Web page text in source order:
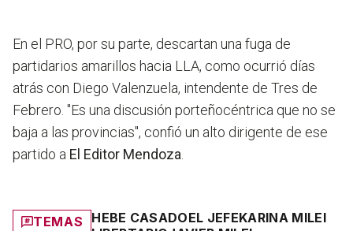
En el PRO, por su parte, descartan una fuga de
partidarios amarillos hacia LLA, como ocurrió días
atrás con Diego Valenzuela, intendente de Tres de
Febrero. "Es una discusión porteñocéntrica que no se
baja a las provincias", confió un alto dirigente de ese
partido a El Editor Mendoza
TEMAS HEBE CASADOEL JEFEKARINA MILEI